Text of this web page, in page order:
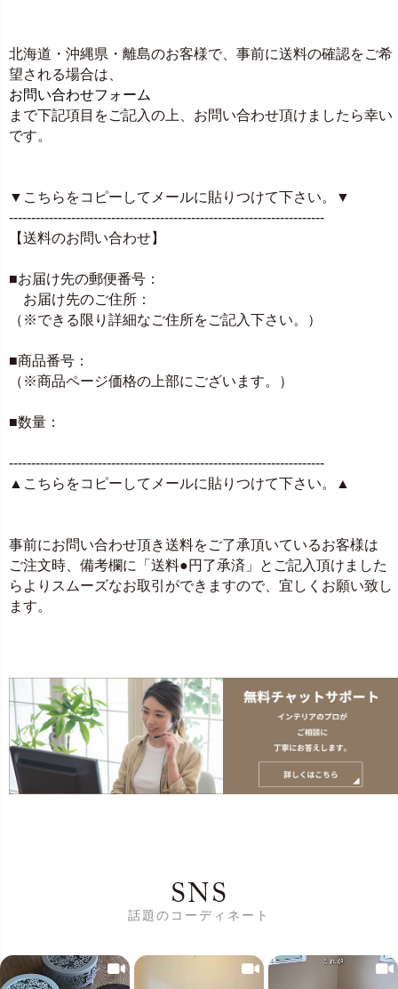
北海道・沖縄県・離島のお客様で、事前に送料の確認をご希
望される場合は、
お問い合わせフォーム
まで下記項目をご記入の上、お問い合わせ頂けましたら幸い
です。
▼こちらをコピーしてメールに貼りつけて下さい。▼
-----------------------------------------------------------------------
【送料のお問い合わせ】
■お届け先の郵便番号：
お届け先のご住所：
（※できる限り詳細なご住所をご記入下さい。）
■商品番号：
（※商品ページ価格の上部にございます。）
■数量：
-----------------------------------------------------------------------
▲こちらをコピーしてメールに貼りつけて下さい。▲
事前にお問い合わせ頂き送料をご了承頂いているお客様は
ご注文時、備考欄に「送料●円了承済」とご記入頂けました
らよりスムーズなお取引ができますので、宜しくお願い致し
ます。
SNS
話題のコーディネート